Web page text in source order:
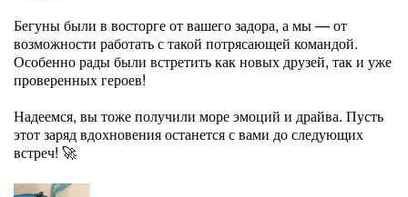
Бегуны были в восторге от вашего задора, а мы — от
возможности работать с такой потрясающей командой.
Особенно рады были встретить как новых друзей, так и уже
проверенных героев!
Надеемся, вы тоже получили море эмоций и драйва. Пусть
этот заряд вдохновения останется с вами до следующих
встреч! 🚀